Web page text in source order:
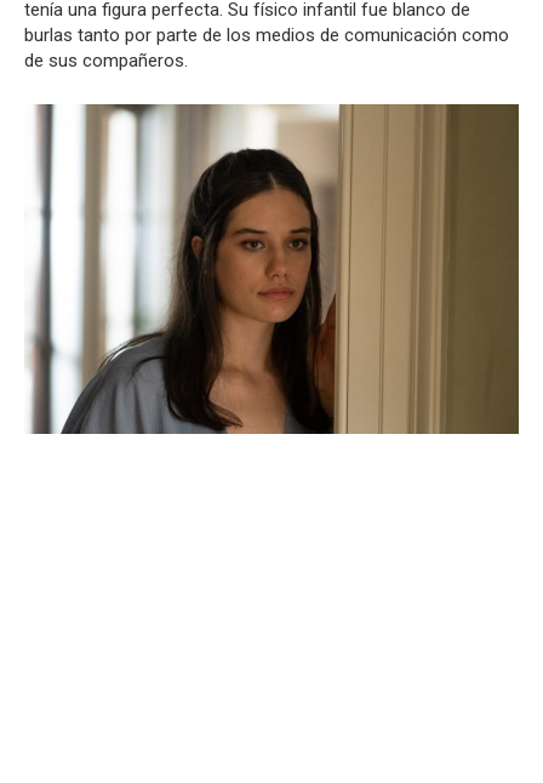
tenía una figura perfecta. Su físico infantil fue blanco de
burlas tanto por parte de los medios de comunicación como
de sus compañeros.